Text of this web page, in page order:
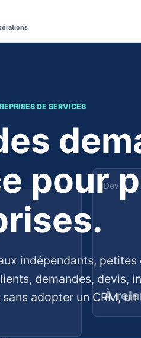
Devis
À
DE SERVICES
pour
indépendants,
demandes, devis,
adopter un CRM,